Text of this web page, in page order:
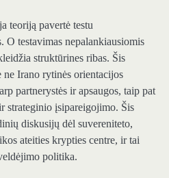
teoriją pavertė testu
O testavimas nepalankiausiomis
struktūrines ribas. Šis
ne Irano rytinės orientacijos
partnerystės ir apsaugos, taip pat
strateginio įsipareigojimo. Šis
diskusijų dėl suvereniteto,
ateities krypties centre, ir tai
politika.